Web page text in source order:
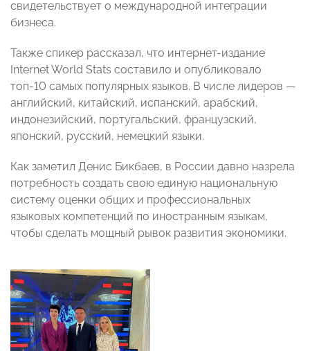
свидетельствует о международной интеграции
бизнеса.
Также спикер рассказал, что интернет-издание
Internet World Stats составило и опубликовало
топ-10 самых популярных языков. В числе лидеров —
английский, китайский, испанский, арабский,
индонезийский, португальский, французский,
японский, русский, немецкий языки.
Как заметил Денис Бикбаев, в России давно назрела
потребность создать свою единую национальную
систему оценки общих и профессиональных
языковых компетенций по иностранным языкам,
чтобы сделать мощный рывок развития экономики.